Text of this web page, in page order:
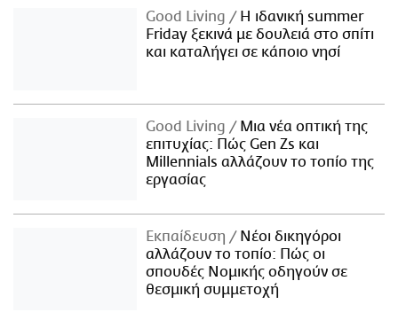
Good Living
Η ιδανική summer
Friday ξεκινά με δουλειά στο σπίτι
και καταλήγει σε κάποιο νησί
Good Living
Μια νέα οπτική της
επιτυχίας: Πώς Gen Zs και
Millennials αλλάζουν το τοπίο της
εργασίας
Εκπαίδευση
Νέοι δικηγόροι
αλλάζουν το τοπίο: Πώς οι
σπουδές Νομικής οδηγούν σε
θεσμική συμμετοχή